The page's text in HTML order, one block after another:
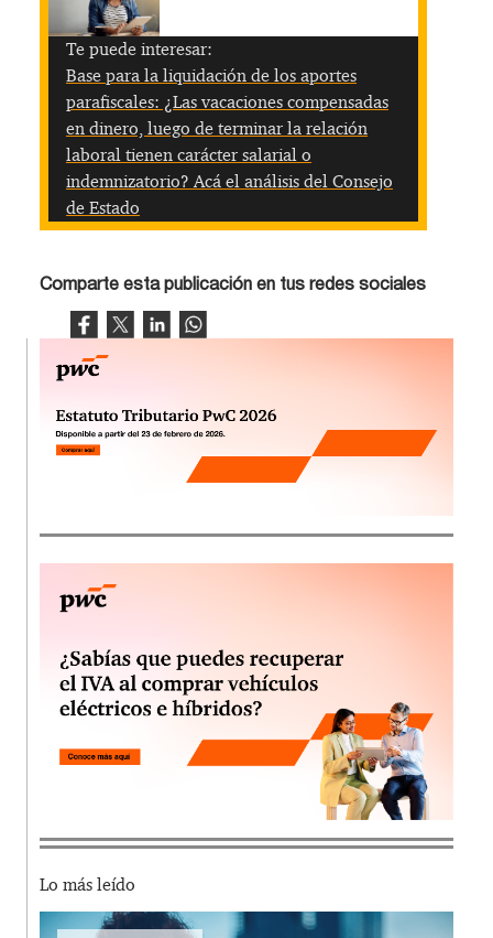
Te puede interesar:
Base para la liquidación de los aportes
parafiscales: ¿Las vacaciones compensadas
en dinero, luego de terminar la relación
laboral tienen carácter salarial o
indemnizatorio? Acá el análisis del Consejo
de Estado
Comparte esta publicación en tus redes sociales
Lo más leído